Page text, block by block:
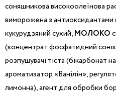
соняшникова високоолеїнова
виморожена з
кукурудзяний сухий,МОЛОКО
(концентрат фосфатидний
розпушувачі тіста (бікарбонат
ароматизатор «Ванілін»,
лимонна), агент для обробки